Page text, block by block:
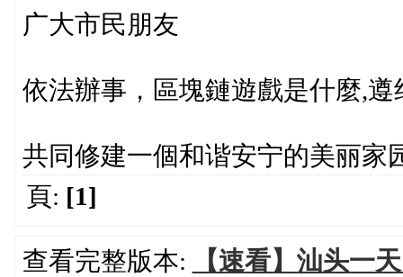
广大市民朋友
依法辦事，區塊鏈遊戲是什麼,遵
共同修建一個和谐安宁的美丽家
頁: [1]
查看完整版本:
【速看】汕头一